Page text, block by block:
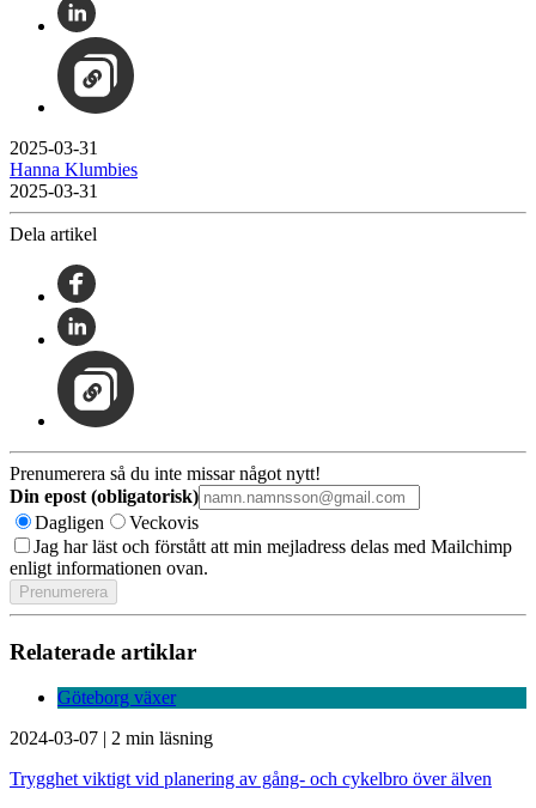
2025-03-31
Hanna Klumbies
2025-03-31
Dela artikel
Prenumerera så du inte missar något nytt!
Din epost (obligatorisk)
Dagligen
Veckovis
Jag har läst och förstått att min mejladress delas med Mailchimp
enligt informationen ovan.
Relaterade artiklar
Göteborg växer
2024-03-07 | 2 min läsning
Trygghet viktigt vid planering av gång- och cykelbro över älven